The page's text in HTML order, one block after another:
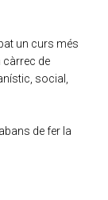
un curs més
càrrec de
social,
de fer la